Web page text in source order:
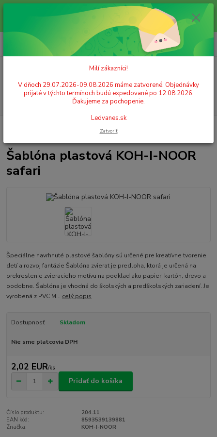
Milí zákazníci! V dňoch 29.07.2026-09.08.2026 máme zatvorené.
Objednávky prijaté v týchto termínoch budú expedované po 12.08.2026.
Ďakujeme za pochopenie. Ledvanes.sk
+421 908 755 958
Po. - Pia. od 9:00 hod. - 16:00 hod.
za0,00 EUR
Šablóna plastová KOH-I-NOOR
safari
Špeciálne navrhnuté plastové šablóny sú určené pre kreatívne tvorenie
detí a rozvoj fantázie Šablóna zvierat je predloha, ktorá je určená na
prekreslenie zvieracieho motívu na podklad ako papier, kartón, drevo a
podobne. Šablóna je vhodná do školských a predškolských zariadení. Je
vyrobená z PVC M... celý popis
Dostupnosť Skladom
Nie sme platcovia DPH
2,02 EUR/ks
Pridať do košíka
Číslo produktu:
204.11
EAN kód:
8593539139881
Značka:
KOH-I-NOOR
Milí zákazníci!
V dňoch 29.07.2026-09.08.2026 máme zatvorené. Objednávky
prijaté v týchto termínoch budú expedované po 12.08.2026.
Ďakujeme za pochopenie.
Ledvanes.sk
Zatvoriť